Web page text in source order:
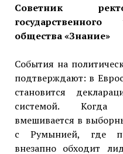
Советник
общества «Знание»
События на
подтверждают: в
становится
системой. Когда
вмешивается в
с Румынией, где
внезапно обходит